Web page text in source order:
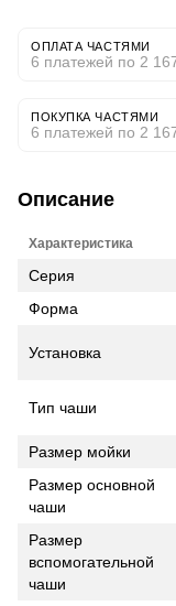
ОПЛАТА ЧАСТЯМИ
6 платежей по 2
ПОКУПКА ЧАСТЯМИ
6 платежей по 2
Описание
Характеристика
Серия
Форма
Установка
Тип чаши
Размер мойки
Размер основной
чаши
Размер
вспомогательной
чаши